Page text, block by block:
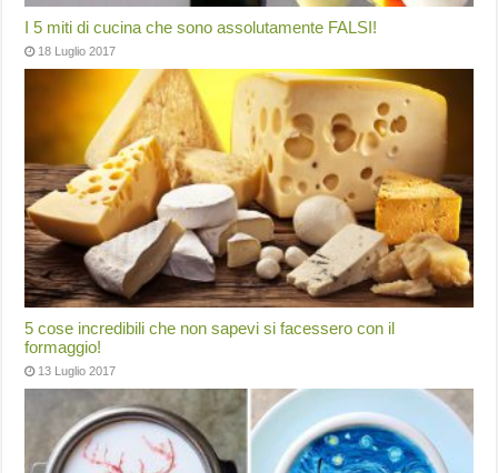
I 5 miti di cucina che sono assolutamente FALSI!
18 Luglio 2017
5 cose incredibili che non sapevi si facessero con il
formaggio!
13 Luglio 2017